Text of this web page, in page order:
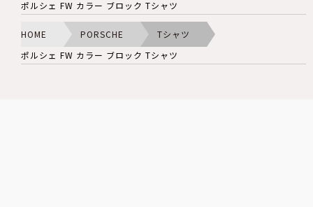
ポルシェ FW カラー ブロック Tシャツ
HOME PORSCHE
Tシャツ
ポルシェ FW カラー ブロック Tシャツ